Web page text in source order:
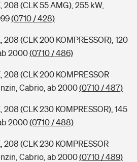
(CLK 55 AMG), 255 kW,
(0710 / 428)
(CLK 200 KOMPRESSOR), 120
2000(0710 / 486)
(CLK 200 KOMPRESSOR
Cabrio, ab 2000(0710 / 487)
(CLK 230 KOMPRESSOR), 145
2000(0710 / 488)
(CLK 230 KOMPRESSOR
Cabrio, ab 2000(0710 / 489)